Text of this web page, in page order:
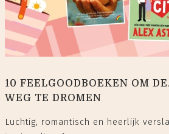
10 FEELGOODBOEKEN OM
WEG TE DROMEN
Luchtig, romantisch en heerlijk